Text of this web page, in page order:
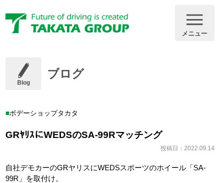
メニュー
Blog
ブログ
ボデーショップタカタ
GRﾔﾘｽにWEDSのSA-99Rマッチング
投稿日：2022.09.14
自社デモカーのGRヤリスにWEDSスポーツのホイール「SA-
99R」を取付け。